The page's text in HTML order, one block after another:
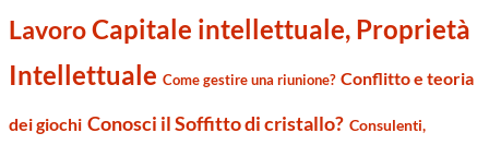
LavoroCapitale intellettuale, Proprietà
Intellettuale Come gestire una riunione? Conflitto e teoria
dei giochi Conosci il Soffitto di cristallo? Consulenti,